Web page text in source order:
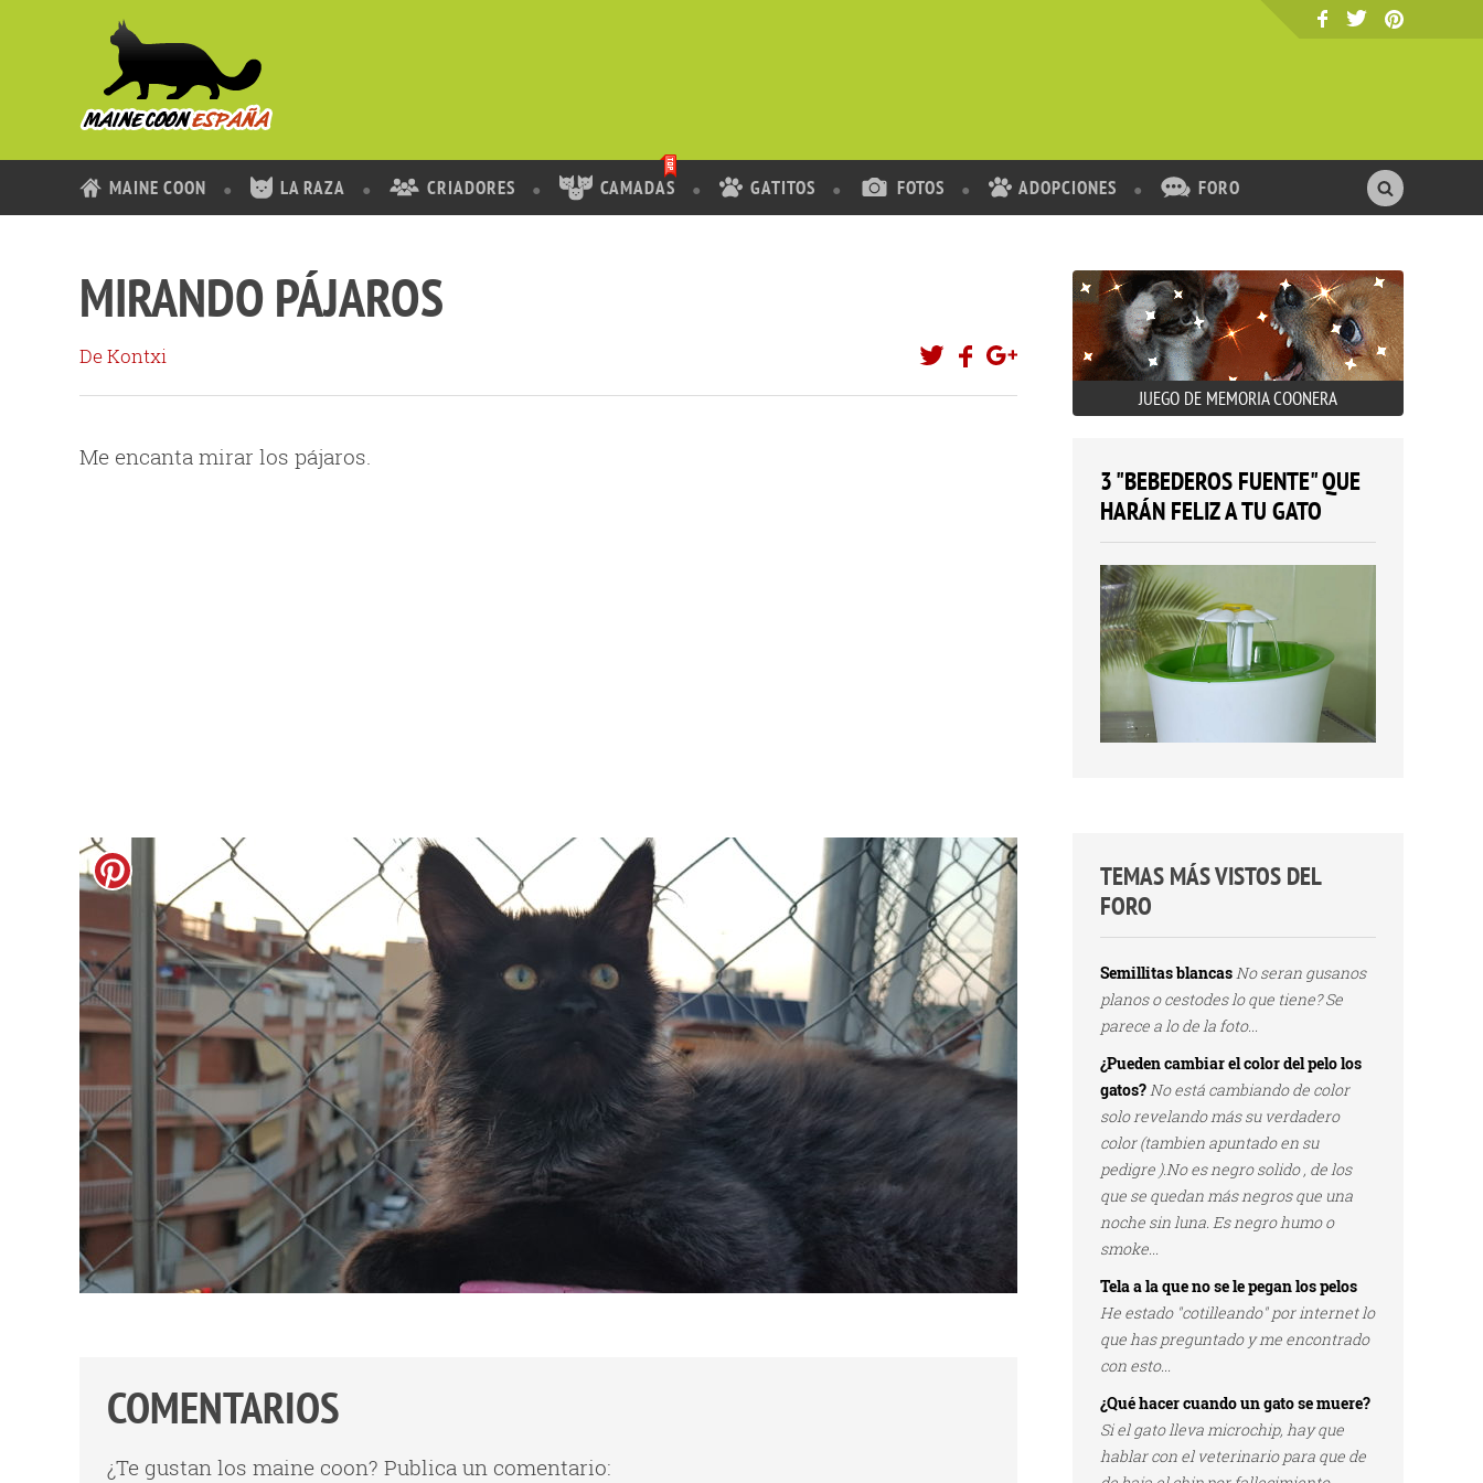
MAINE COON LA RAZA CRIADORES CAMADAS GATITOS FOTOS ADOPCIONES FORO
MIRANDO PÁJAROS
De Kontxi
Me encanta mirar los pájaros.
COMENTARIOS
¿Te gustan los maine coon? Publica un comentario:
JUEGO DE MEMORIA COONERA
3 "BEBEDEROS FUENTE" QUE
HARÁN FELIZ A TU GATO
TEMAS MÁS VISTOS DEL
FORO
Semillitas blancasNo seran gusanos
planos o cestodes lo que tiene? Se
parece a lo de la foto...
¿Pueden cambiar el color del pelo los
gatos?No está cambiando de color
solo revelando más su verdadero
color (tambien apuntado en su
pedigre ).No es negro solido , de los
que se quedan más negros que una
noche sin luna. Es negro humo o
smoke...
Tela a la que no se le pegan los pelos
He estado "cotilleando" por internet lo
que has preguntado y me encontrado
con esto...
¿Qué hacer cuando un gato se muere?
Si el gato lleva microchip, hay que
hablar con el veterinario para que de